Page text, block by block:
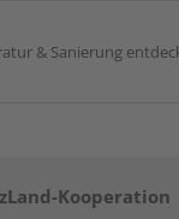
& Sanierung
Kooperation